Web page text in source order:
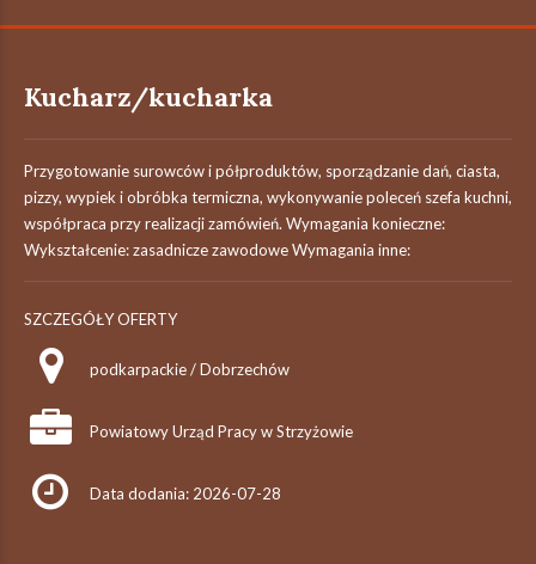
Kucharz/kucharka
Przygotowanie surowców i półproduktów, sporządzanie dań, ciasta,
pizzy, wypiek i obróbka termiczna, wykonywanie poleceń szefa kuchni,
współpraca przy realizacji zamówień. Wymagania konieczne:
Wykształcenie: zasadnicze zawodowe Wymagania inne:
SZCZEGÓŁY OFERTY
podkarpackie / Dobrzechów
Powiatowy Urząd Pracy w Strzyżowie
Data dodania: 2026-07-28